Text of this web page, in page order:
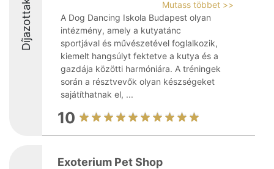
Díjazottak
Mutass többet >>
A Dog Dancing Iskola Budapest olyan
intézmény, amely a kutyatánc
sportjával és művészetével foglalkozik,
kiemelt hangsúlyt fektetve a kutya és a
gazdája közötti harmóniára. A tréningek
során a résztvevők olyan készségeket
sajátíthatnak el, ...
10
Exoterium Pet Shop